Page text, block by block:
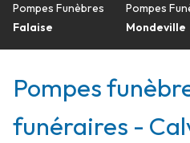
Pompes Funèbres
Falaise
Pompes
Mondeville
Pompes
funéraires -